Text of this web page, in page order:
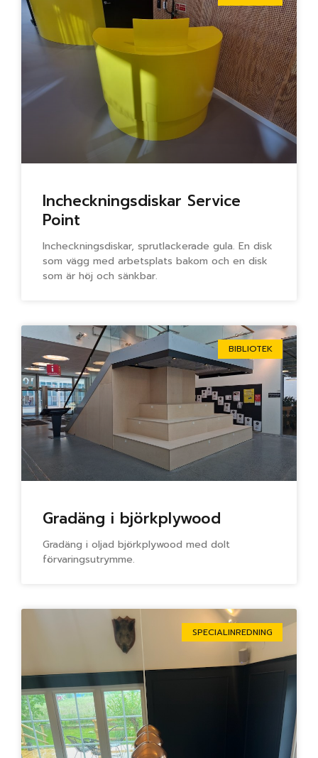
Incheckningsdiskar Service
Point
Incheckningsdiskar, sprutlackerade gula. En disk
som vägg med arbetsplats bakom och en disk
som är höj och sänkbar.
BIBLIOTEK
Gradäng i björkplywood
Gradäng i oljad björkplywood med dolt
förvaringsutrymme.
SPECIALINREDNING